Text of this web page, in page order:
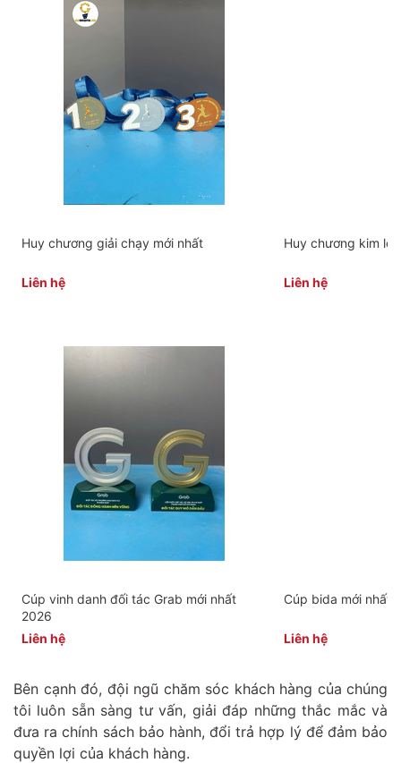
Huy chương giải chạy mới nhất
Liên hệ
Huy chương kim
Liên hệ
Cúp vinh danh đối tác Grab mới nhất
2026
Liên hệ
Cúp bida mới nhất
Liên hệ
Bên cạnh đó, đội ngũ chăm sóc khách hàng của chúng
tôi luôn sẵn sàng tư vấn, giải đáp những thắc mắc và
đưa ra chính sách bảo hành, đổi trả hợp lý để đảm bảo
quyền lợi của khách hàng.